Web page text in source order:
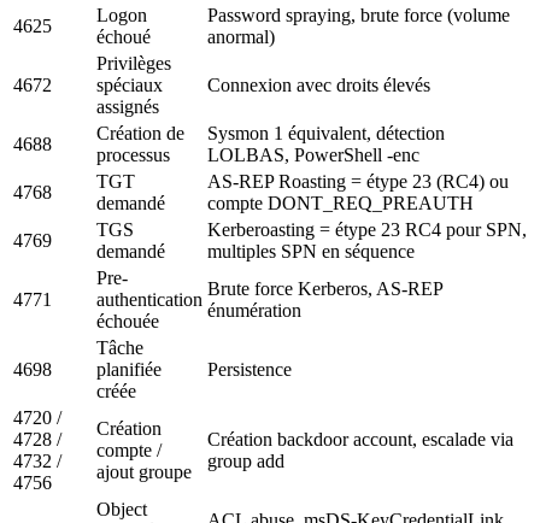
4625
Logon
échoué
Password spraying, brute force (volume
anormal)
4672
Privilèges
spéciaux
assignés
Connexion avec droits élevés
4688
Création de
processus
Sysmon 1 équivalent, détection
LOLBAS, PowerShell -enc
4768
TGT
demandé
AS-REP Roasting = étype 23 (RC4) ou
compte DONT_REQ_PREAUTH
4769
TGS
demandé
Kerberoasting = étype 23 RC4 pour SPN,
multiples SPN en séquence
4771
Pre-
authentication
échouée
Brute force Kerberos, AS-REP
énumération
4698
Tâche
planifiée
créée
Persistence
4720 /
4728 /
4732 /
4756
Création
compte /
ajout groupe
Création backdoor account, escalade via
group add
Object